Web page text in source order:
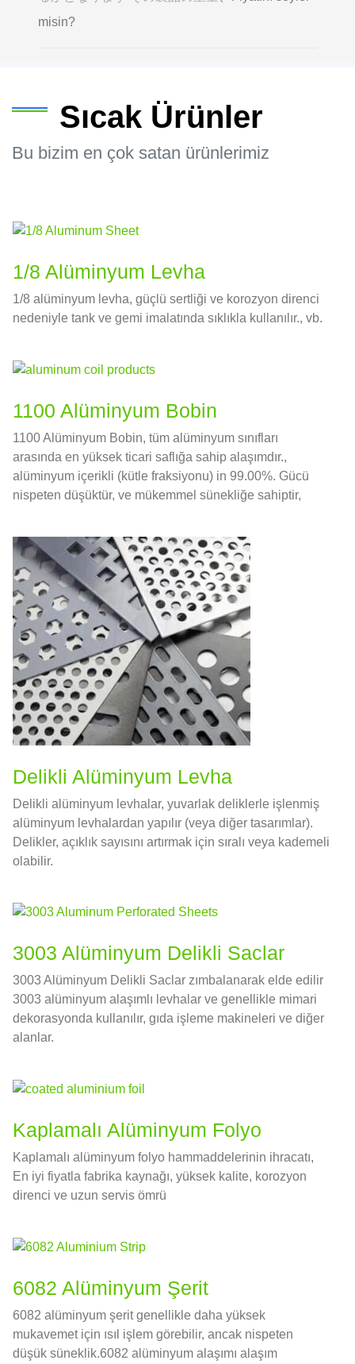
misin?
Sıcak Ürünler
Bu bizim en çok satan ürünlerimiz
1/8 Alüminyum Levha
1/8 alüminyum levha, güçlü sertliği ve korozyon direnci
nedeniyle tank ve gemi imalatında sıklıkla kullanılır., vb.
1100 Alüminyum Bobin
1100 Alüminyum Bobin, tüm alüminyum sınıfları
arasında en yüksek ticari saflığa sahip alaşımdır.,
alüminyum içerikli (kütle fraksiyonu) in 99.00%. Gücü
nispeten düşüktür, ve mükemmel sünekliğe sahiptir,
Delikli Alüminyum Levha
Delikli alüminyum levhalar, yuvarlak deliklerle işlenmiş
alüminyum levhalardan yapılır (veya diğer tasarımlar).
Delikler, açıklık sayısını artırmak için sıralı veya kademeli
olabilir.
3003 Alüminyum Delikli Saclar
3003 Alüminyum Delikli Saclar zımbalanarak elde edilir
3003 alüminyum alaşımlı levhalar ve genellikle mimari
dekorasyonda kullanılır, gıda işleme makineleri ve diğer
alanlar.
Kaplamalı Alüminyum Folyo
Kaplamalı alüminyum folyo hammaddelerinin ihracatı,
En iyi fiyatla fabrika kaynağı, yüksek kalite, korozyon
direnci ve uzun servis ömrü
6082 Alüminyum Şerit
6082 alüminyum şerit genellikle daha yüksek
mukavemet için ısıl işlem görebilir, ancak nispeten
düşük süneklik.6082 alüminyum alaşımı alaşım